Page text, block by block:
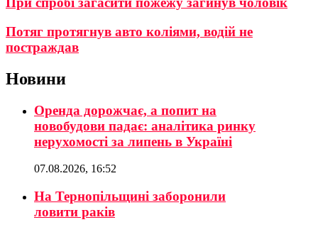
Потяг протягнув авто коліями, водій не
постраждав
Новини
Оренда дорожчає, а попит на
новобудови падає: аналітика ринку
нерухомості за липень в Україні
07.08.2026, 16:52
На Тернопільщині заборонили
ловити раків